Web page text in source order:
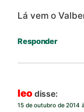
Lá vem o
Responder
leo disse:
15 de outubro de 2014